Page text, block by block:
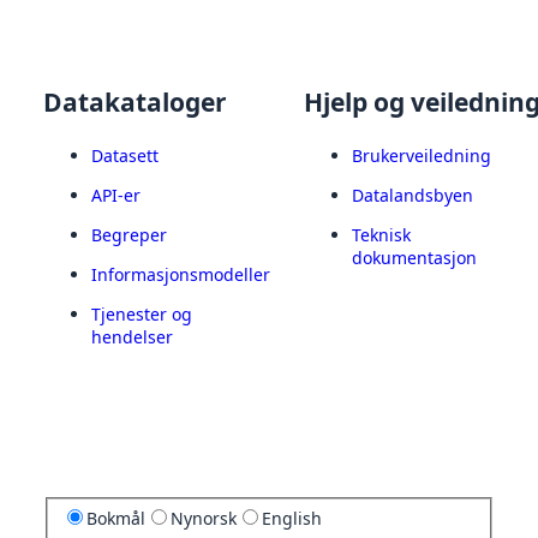
Datakataloger
Datasett
API-er
Begreper
Informasjonsmodeller
Tjenester og
hendelser
Hjelp og
Brukerveiledning
Datalandsbyen
Teknisk
dokumentasjon
Bokmål Nynorsk English